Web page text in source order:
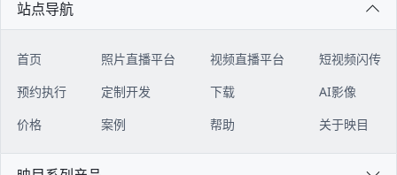
站点导航
首页
预约执行
价格
照片直播平台
定制开发
案例
视频直播平台
下载
帮助
短视频闪传
AI影像
关于映目